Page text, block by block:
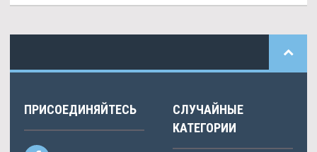
ПРИСОЕДИНЯЙТЕСЬ
СЛУЧАЙНЫЕ
КАТЕГОРИИ